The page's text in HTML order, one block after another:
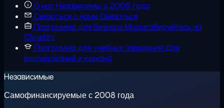
О насНезависимы с 2008 года
Связаться с нами Связаться
Программа для бизнесаМасштабируйтесь на
Cloudzy
Программа для учебных заведений Для
исследований и команд
Независимые
Самофинансируемые с 2008 года